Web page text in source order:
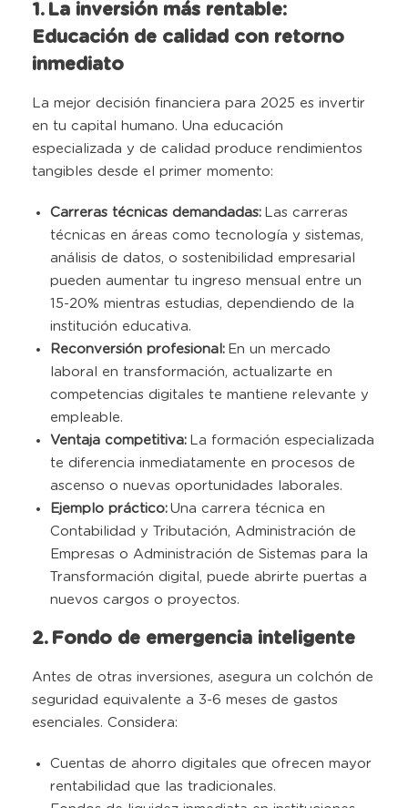
1. La inversión más rentable:
Educación de calidad con retorno
inmediato
La mejor decisión financiera para 2025 es invertir
en tu capital humano. Una educación
especializada y de calidad produce rendimientos
tangibles desde el primer momento:
Carreras técnicas demandadas: Las carreras
técnicas en áreas como tecnología y sistemas,
análisis de datos, o sostenibilidad empresarial
pueden aumentar tu ingreso mensual entre un
15-20% mientras estudias, dependiendo de la
institución educativa.
Reconversión profesional: En un mercado
laboral en transformación, actualizarte en
competencias digitales te mantiene relevante y
empleable.
Ventaja competitiva: La formación especializada
te diferencia inmediatamente en procesos de
ascenso o nuevas oportunidades laborales.
Ejemplo práctico: Una carrera técnica en
Contabilidad y Tributación, Administración de
Empresas o Administración de Sistemas para la
Transformación digital, puede abrirte puertas a
nuevos cargos o proyectos.
2. Fondo de emergencia inteligente
Antes de otras inversiones, asegura un colchón de
seguridad equivalente a 3-6 meses de gastos
esenciales. Considera:
Cuentas de ahorro digitales que ofrecen mayor
rentabilidad que las tradicionales.